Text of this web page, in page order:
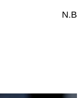
N.B